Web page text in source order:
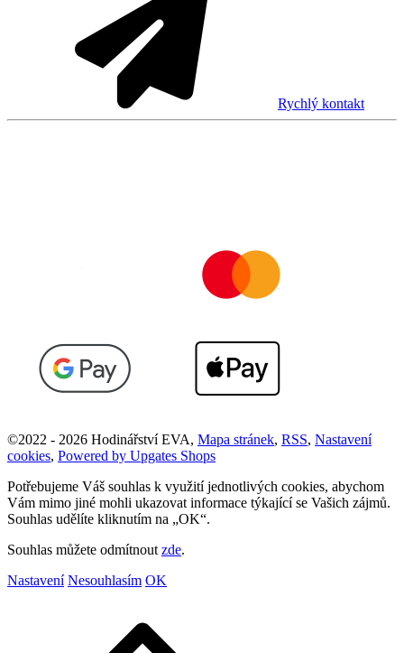
Rychlý kontakt
©2022 - 2026 Hodinářství EVA, Mapa stránek, RSS, Nastavení
cookies, Powered by Upgates Shops
Potřebujeme Váš souhlas k využití jednotlivých cookies, abychom
Vám mimo jiné mohli ukazovat informace týkající se Vašich zájmů.
Souhlas udělíte kliknutím na „OK“.
Souhlas můžete odmítnout zde.
Nastavení Nesouhlasím OK